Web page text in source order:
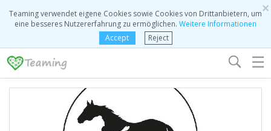
×
Teaming verwendet eigene Cookies sowie Cookies von Drittanbietern, um
eine besseres Nutzererfahrung zu ermöglichen. Weitere Informationen
Accept
Reject
☰